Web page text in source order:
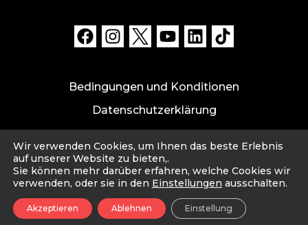
Bedingungen und Konditionen
Datenschutzerklärung
Datensicherheit und Haftungsausschluss
Impressum
Wir verwenden Cookies, um Ihnen das beste Erlebnis
auf unserer Website zu bieten,.
Sie können mehr darüber erfahren, welche Cookies wir
verwenden, oder sie in den Einstellungen ausschalten.
Akzeptieren Ablehnen Einstellung